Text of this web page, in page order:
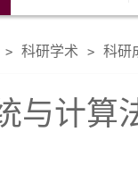
> 科研学术 > 科研
与计